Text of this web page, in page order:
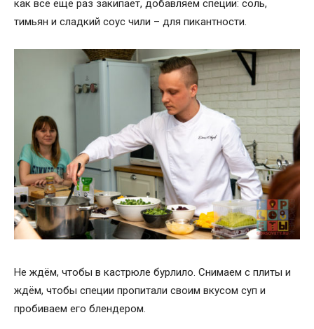
как всё ещё раз закипает, добавляем специи: соль,
тимьян и сладкий соус чили – для пикантности.
Не ждём, чтобы в кастрюле бурлило. Снимаем с плиты и
ждём, чтобы специи пропитали своим вкусом суп и
пробиваем его блендером.